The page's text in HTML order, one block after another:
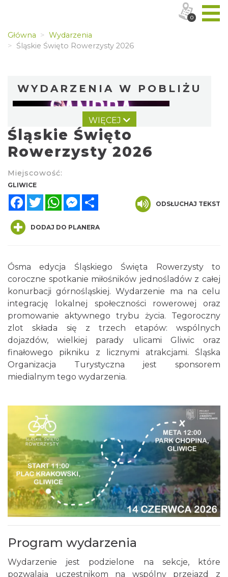
Główna
Wydarzenia
Śląskie Święto Rowerzysty 2026
WYDARZENIA W POBLIŻU
Koncert Sandry w Gliwicach
Gliwice
2026-10-16
0.94 km
Silesia Memoriał Kamili Skolimowskiej
Chorzów
2026-08-23
Silesia Marathon 2026
Chorzów
2026-10-04
19.20 km
Fajer Festiwal 2026
Chorzów
2026-08-28
19.20 km
WIĘCEJ
Śląskie Święto
Rowerzysty 2026
Miejscowość:
GLIWICE
FacebookTwitterWhatsAppMessenger
ODSŁUCHAJ TEKST
DODAJ DO PLANERA
Ósma edycja Śląskiego Święta Rowerzysty to
coroczne spotkanie miłośników jednośladów z całej
konurbacji górnośląskiej. Wydarzenie ma na celu
integrację lokalnej społeczności rowerowej oraz
promowanie aktywnego trybu życia. Tegoroczny
zlot składa się z trzech etapów: wspólnych
dojazdów, wielkiej parady ulicami Gliwic oraz
finałowego pikniku z licznymi atrakcjami. Śląska
Organizacja Turystyczna jest sponsorem
miedialnym tego wydarzenia.
Program wydarzenia
Wydarzenie jest podzielone na sekcje, które
pozwalają uczestnikom na wspólny przejazd z
0